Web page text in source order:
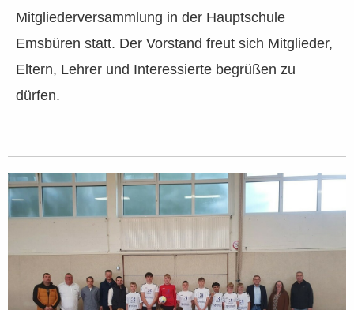
Mitgliederversammlung in der Hauptschule
Emsbüren statt. Der Vorstand freut sich Mitglieder,
Eltern, Lehrer und Interessierte begrüßen zu
dürfen.